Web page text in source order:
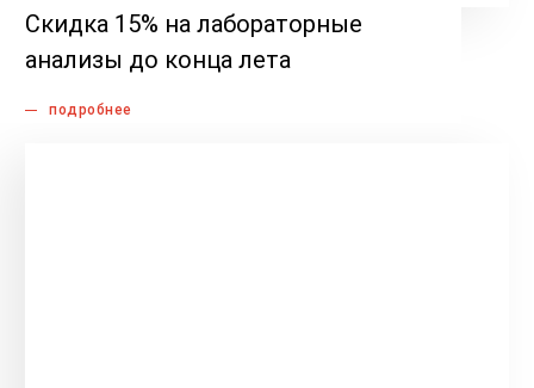
Скидка 15% на лабораторные
анализы до конца лета
подробнее